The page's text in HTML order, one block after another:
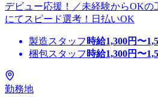
デビュー応援！／未経験からOKの
にてスピード選考！日払いOK
製造スタッフ 時給1,300円〜
梱包スタッフ 時給1,300円〜
勤務地